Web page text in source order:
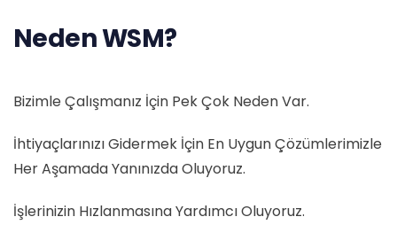
Neden WSM?
Bizimle Çalışmanız İçin Pek Çok Neden Var.
İhtiyaçlarınızı Gidermek İçin En Uygun Çözümlerimizle
Her Aşamada Yanınızda Oluyoruz.
İşlerinizin Hızlanmasına Yardımcı Oluyoruz.